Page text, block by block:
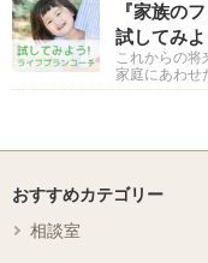
『家族の
試してみ
これからの将
家庭にあわせ
おすすめカテゴリー
相談室